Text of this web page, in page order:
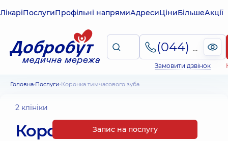
ЛікаріПослугиПрофільні напрямиАдресиЦіниБільшеАкції
(044) 495-2-888
Замовити дзвінок
Головна Послуги Коронка тимчасового зуба
2 клініки
Коронка
Запис на послугу